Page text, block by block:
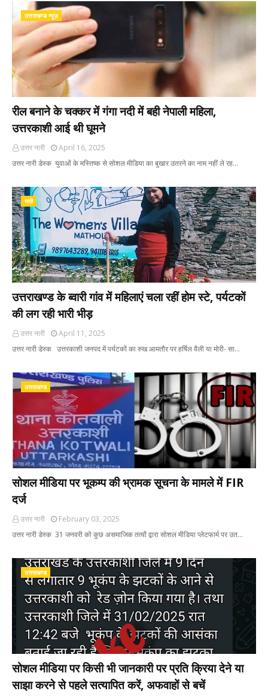
उत्तराखण्ड न्यूज़
रील बनाने के चक्कर में गंगा नदी में बही नेपाली महिला,
उत्तरकाशी आई थी घूमने
उत्तर नारी
April 16, 2025
उत्तर नारी डेस्क युवाओं के मस्तिष्क से सोशल मीडिया का बुखार उतरने का नाम नहीं ले रह…
नारी
उत्तराखण्ड के ब्वारी गांव में महिलाएं चला रहीं होम स्टे, पर्यटकों
की लग रही भारी भीड़
उत्तर नारी
April 11, 2025
उत्तर नारी डेस्क उत्तरकाशी जनपद में पर्यटकों का रुख आमतौर पर हर्षिल वैली या मोरी- सा…
उत्तराखण्ड
सोशल मीडिया पर भूकम्प की भ्रामक सूचना के मामले में FIR
दर्ज
उत्तर नारी
February 03, 2025
उत्तर नारी डेस्क 31 जनवरी को कुछ असमाजिक तत्वों द्वारा सोशल मीडिया प्लेटफार्म पर उत…
उत्तराखण्ड
सोशल मीडिया पर किसी भी जानकारी पर प्रति क्रिया देने या
साझा करने से पहले सत्यापित करें, अफवाहों से बचें